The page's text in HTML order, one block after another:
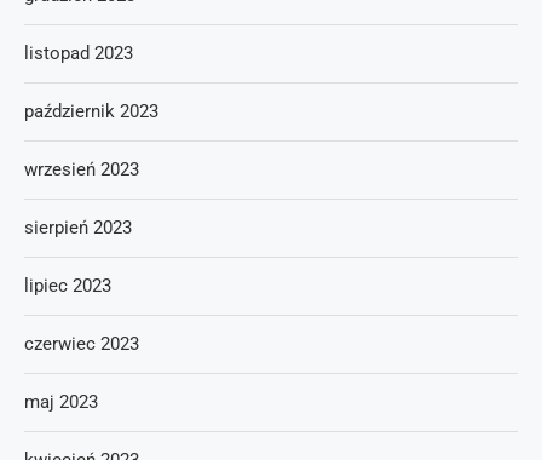
listopad 2023
październik 2023
wrzesień 2023
sierpień 2023
lipiec 2023
czerwiec 2023
maj 2023